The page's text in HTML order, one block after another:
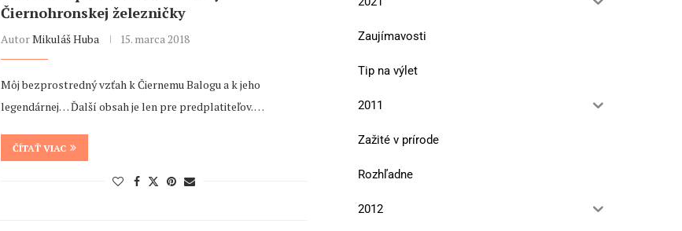
Čiernohronskej železničky
AutorMikuláš Huba 15. marca 2018
Môj bezprostredný vzťah k Čiernemu Balogu a k jeho
legendárnej… Ďalší obsah je len pre predplatiteľov. …
ČÍTAŤ VIAC
Zaujímavosti
Tip na výlet
2011
Zažité v prírode
Rozhľadne
2012